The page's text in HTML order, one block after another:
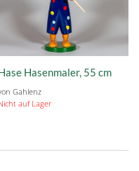
Hasenmaler, 55 cm
Gahlenz
auf Lager